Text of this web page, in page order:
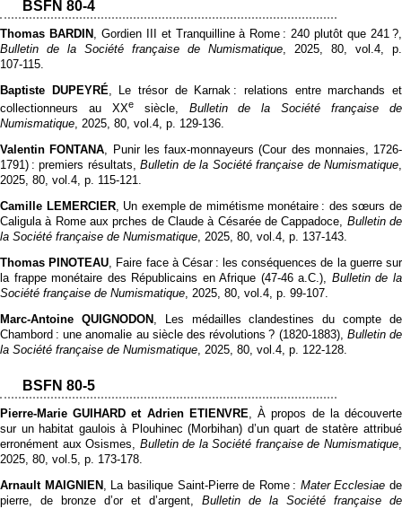
BSFN 80-4
Thomas BARDIN , Gordien III et Tranquilline à Rome : 240 plutôt que 241 ?,
Bulletin de la Société française de Numismatique, 2025, 80, vol.4, p.
107‑115.
Baptiste DUPEYRÉ, Le trésor de Karnak : relations entre marchands et
collectionneurs au XXesiècle, Bulletin de la Société française de
Numismatique, 2025, 80, vol.4, p. 129‑136.
Valentin FONTANA, Punir les faux-monnayeurs (Cour des monnaies, 1726-
1791) : premiers résultats,Bulletin de la Société française de Numismatique,
2025, 80, vol.4, p. 115‑121.
Camille LEMERCIER, Un exemple de mimétisme monétaire : des sœurs de
Caligula à Rome aux prches de Claude à Césarée de Cappadoce, Bulletin de
la Société française de Numismatique, 2025, 80, vol.4, p. 137‑143.
Thomas PINOTEAU, Faire face à César : les conséquences de la guerre sur
la frappe monétaire des Républicains en Afrique (47-46 a.C.), Bulletin de la
Société française de Numismatique, 2025, 80, vol.4, p. 99‑107.
Marc-Antoine QUIGNODON , Les médailles clandestines du compte de
Chambord : une anomalie au siècle des révolutions ? (1820-1883), Bulletin de
la Société française de Numismatique, 2025, 80, vol.4, p. 122‑128.
BSFN 80-5
Pierre-Marie GUIHARD et Adrien ETIENVRE, À propos de la découverte
sur un habitat gaulois à Plouhinec (Morbihan) d’un quart de statère attribué
erronément aux Osismes, Bulletin de la Société française de Numismatique,
2025, 80, vol.5, p. 173‑178.
Arnault MAIGNIEN , La basilique Saint-Pierre de Rome : Mater Ecclesiae de
pierre, de bronze d’or et d’argent, Bulletin de la Société française de